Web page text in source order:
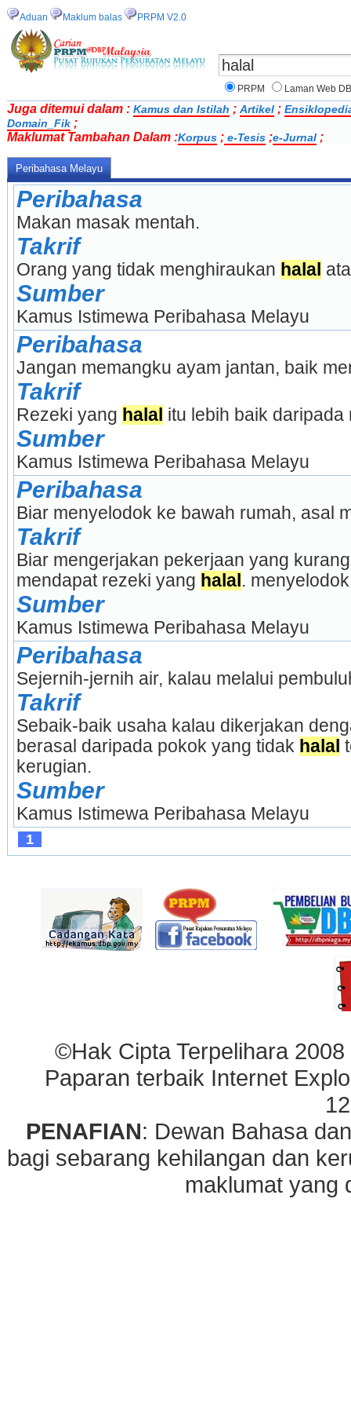
Aduan Maklum balas PRPM V2.0
PRPM Laman Web
Juga ditemui dalam : Kamus dan Istilah ; Artikel ;
Domain_Fik ;
Maklumat Tambahan Dalam :Korpus ; e-Tesis ;e-Jurnal ;
Peribahasa Melayu
Peribahasa
Makan masak mentah.
Takrif
Orang yang tidak menghiraukan halal
Sumber
Kamus Istimewa Peribahasa Melayu
Peribahasa
Jangan memangku ayam jantan, baik
Takrif
Rezeki yang halal itu lebih baik
Sumber
Kamus Istimewa Peribahasa Melayu
Peribahasa
Biar menyelodok ke bawah rumah, asal
Takrif
Biar mengerjakan pekerjaan yang
mendapat rezeki yang halal .
Sumber
Kamus Istimewa Peribahasa Melayu
Peribahasa
Sejernih-jernih air, kalau melalui
Takrif
Sebaik-baik usaha kalau dikerjakan
berasal daripada pokok yang tidak halal
kerugian.
Sumber
Kamus Istimewa Peribahasa Melayu
1
©Hak Cipta Terpelihara
Paparan terbaik Internet
PENAFIAN: Dewan Bahasa
bagi sebarang kehilangan dan
maklumat yang